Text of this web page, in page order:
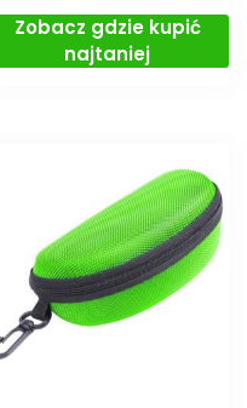
Zobacz gdzie kupić
najtaniej